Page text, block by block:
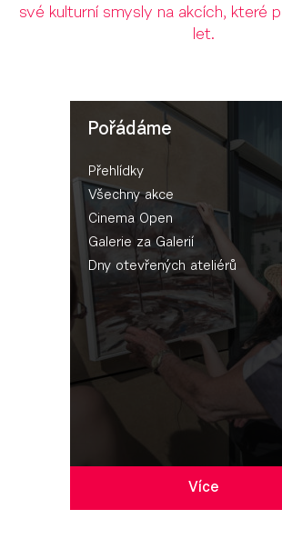
své kulturní smysly na akcích, které
let.
Pořádáme
Přehlídky
Všechny akce
Cinema Open
Galerie za Galerií
Dny otevřených ateliérů
Více